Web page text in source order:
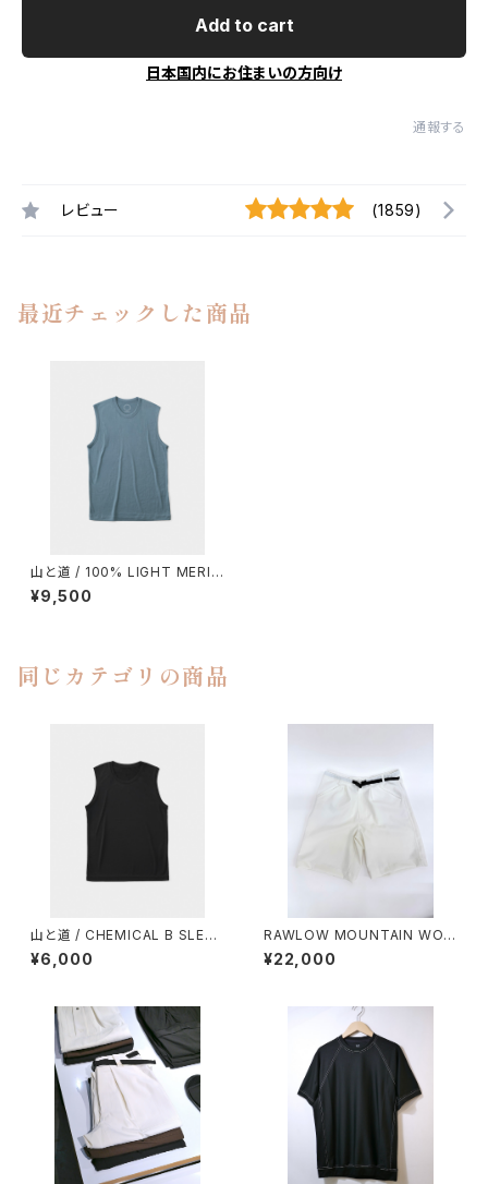
Add to cart
日本国内にお住まいの方向け
通報する
レビュー (1859)
最近チェックした商品
山と道 / 100% LIGHT MERIN
O SLEEVELESS（MEN）
¥9,500
同じカテゴリの商品
山と道 / CHEMICAL B SLEEV
ELESS（MEN）
¥6,000
RAWLOW MOUNTAIN WOR
KS / HIKER GURKHA PANTS
¥22,000